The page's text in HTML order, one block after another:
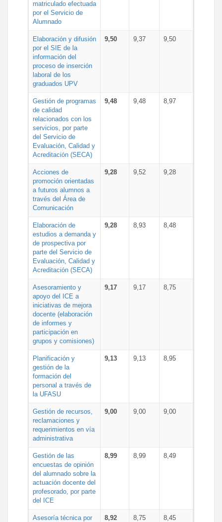
matriculado efectuada
por el Servicio de
Alumnado
Elaboración y difusión
por el SIE de la
información del
proceso de inserción
laboral de los
graduados UPV
9,50 9,37 9,50
Gestión de programas
de calidad
relacionados con los
servicios, por parte
del Servicio de
Evaluación, Calidad y
Acreditación (SECA)
9,48 9,48 8,97
Acciones de
promoción orientadas
a futuros alumnos a
través del Área de
Comunicación
9,28 9,52 9,28
Elaboración de
estudios a demanda y
de prospectiva por
parte del Servicio de
Evaluación, Calidad y
Acreditación (SECA)
9,28 8,93 8,48
Asesoramiento y
apoyo del ICE a
iniciativas de mejora
docente (elaboración
de informes y
participación en
grupos y comisiones)
9,17 9,17 8,75
Planificación y
gestión de la
formación del
personal a través de
la UFASU
9,13 9,13 8,95
Gestión de recursos,
reclamaciones y
requerimientos en vía
administrativa
9,00 9,00 9,00
Gestión de las
encuestas de opinión
del alumnado sobre la
actuación docente del
profesorado, por parte
del ICE
8,99 8,99 8,49
Asesoría técnica por
8,92 8,75 8,45